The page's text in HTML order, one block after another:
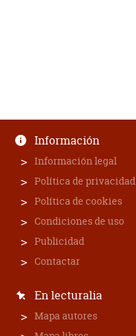
Información
Información legal
Política de privacidad
Política de cookies
Condiciones de uso
Publicidad
Contactar
En lecturalia
Mapa autores